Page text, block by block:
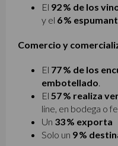
El 92 % de los
y el 6 %
Comercio y
El 77 % de los
embotellado.
El 57 % realiza
line, en bodega o
Un 33 % exporta
Solo un 9 %